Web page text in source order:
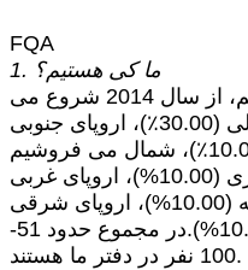
FQA
1. ما کی هستیم؟
ما در ژجیانگ، چین مستقر هستیم، از سال 2014 شروع می
کنیم، به آمریکای شمالی (30.00٪)، اروپای جنوبی
اروپا (10.00%)، آمریکای مرکزی (10.00%)، اروپای غربی
(10.00%)، شرق میانه (10.00%)، اروپای شرقی
(10.00%)، آمریکای جنوبی (10.00%).در مجموع حدود 51-
100 نفر در دفتر ما هستند.